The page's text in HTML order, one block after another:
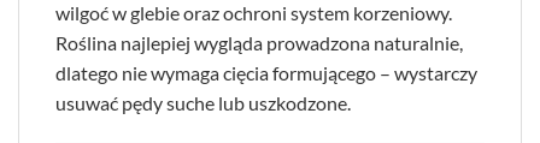
wilgoć w glebie oraz ochroni system korzeniowy.
Roślina najlepiej wygląda prowadzona naturalnie,
dlatego nie wymaga cięcia formującego – wystarczy
usuwać pędy suche lub uszkodzone.